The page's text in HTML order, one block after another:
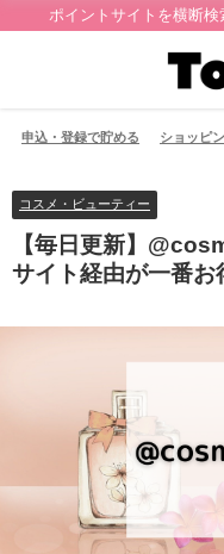
ポイントサイトを横断検
申込・登録で貯める ショッピ
コスメ・ビューティー
【毎日更新】
サイト経由が一番お